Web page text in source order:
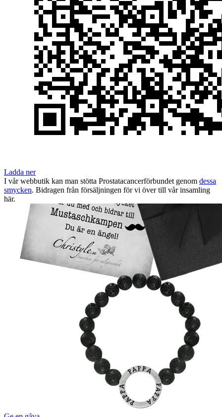
Ladda ner
I vår webbutik kan man stötta Prostatacancerförbundet genom dessa
smycken. Bidragen från försäljningen för vi över till vår insamling
här.